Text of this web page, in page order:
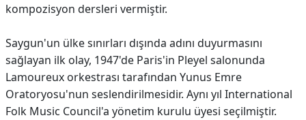
kompozisyon dersleri vermiştir.
Saygun'un ülke sınırları dışında adını duyurmasını
sağlayan ilk olay, 1947'de Paris'in Pleyel salonunda
Lamoureux orkestrası tarafından Yunus Emre
Oratoryosu'nun seslendirilmesidir. Aynı yıl International
Folk Music Council'a yönetim kurulu üyesi seçilmiştir.